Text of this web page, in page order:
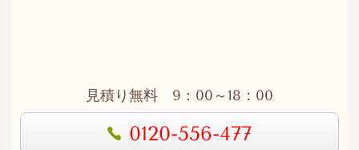
見積り無料 9：00～18：00
0120-556-477